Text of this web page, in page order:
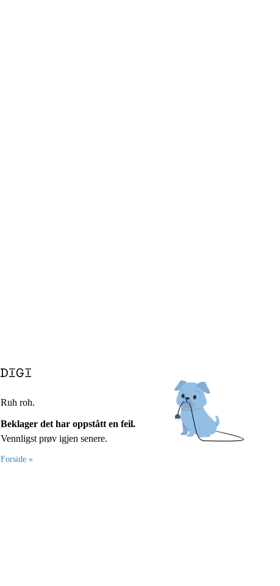
Ruh roh.
Beklager det har oppstått en feil.
Vennligst prøv igjen senere.
Forside »